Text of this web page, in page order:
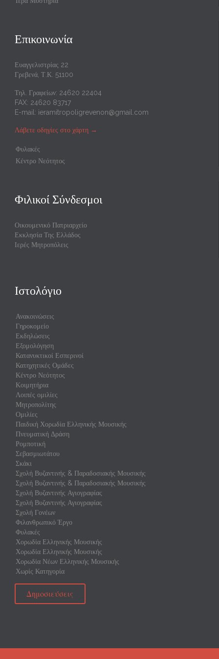
Επικοινωνία
Ευαγγελιστρίας 22
Γρεβενά, Τ.Κ. 51100
Τηλ. Γραφείων: 24620 22404
FAX: 24620 83717
E-mail: ieramitropoligrevenon@gmail.com
Λάβετε οδηγίες στο χάρτη →
Φυλακές
Κέντρο Νεότητος
Φιλικοί Σύνδεσμοι
Οικουμενικό Πατριαρχείο
Εκκλησία Της Ελλάδος
Ιερές Μητροπόλεις
Ιστολόγιο
Ανακοινώσεις
Γηροκομείο
Εκδηλώσεις
Εξομολόγηση
Κατανυκτικοί Εσπερινοί
Κατηχητικές Ομάδες
Κέντρο Νεότητος
Κοιμητήρια
Λοιπές ομιλίες
Μητροπολίτης
Ομιλίες
Παιδική Χορωδία Ελληνικής Μουσικής
Πνευματική Δράση
Ρομποτική
Σεβασμιωτάτου
Σκάκι
Σχολή Βυζαντινής & Παραδοσιακής Μουσικής
Σχολή Βυζαντινής & Παραδοσιακής Μουσικής
Σχολή Βυζαντινής Αγιογραφίας
Σχολή Βυζαντινής Αγιογραφίας
Σχολή Γονέων
Φιλανθρωπικό Έργο
Φυλακές
Χορωδία Ελληνικής Μουσικής
Χορωδία Ελληνικής Μουσικής
Χορωδία Νέων Ελληνικής Μουσικής
Χωρίς Κατηγορία
Δημοσιεύσεις